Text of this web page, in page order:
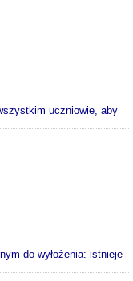
uczniowie, aby
do wyłożenia: istnieje